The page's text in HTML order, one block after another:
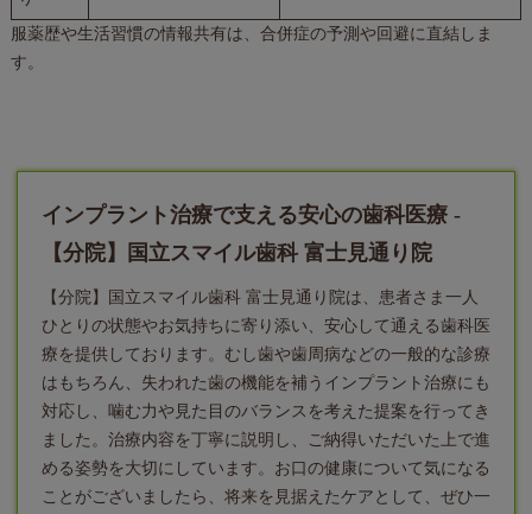
服薬歴や生活習慣の情報共有は、合併症の予測や回避に直結しま
す。
インプラント治療で支える安心の歯科医療 -
【分院】国立スマイル歯科 富士見通り院
【分院】国立スマイル歯科 富士見通り院は、患者さま一人
ひとりの状態やお気持ちに寄り添い、安心して通える歯科医
療を提供しております。むし歯や歯周病などの一般的な診療
はもちろん、失われた歯の機能を補う インプラント 治療にも
対応し、噛む力や見た目のバランスを考えた提案を行ってき
ました。治療内容を丁寧に説明し、ご納得いただいた上で進
める姿勢を大切にしています。お口の健康について気になる
ことがございましたら、将来を見据えたケアとして、ぜひ一